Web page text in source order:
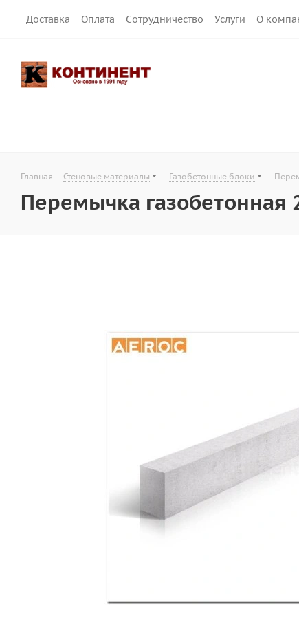
Доставка Оплата Сотрудничество Услуги О
Главная - Стеновые материалы - Газобетонные блоки -
Перемычка газобетонная